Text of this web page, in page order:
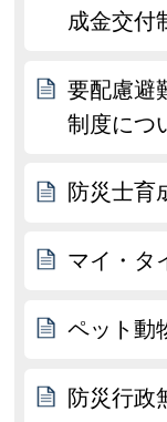
成金交付
要配慮避
制度につ
防災士育
マイ・タ
ペット動
防災行政